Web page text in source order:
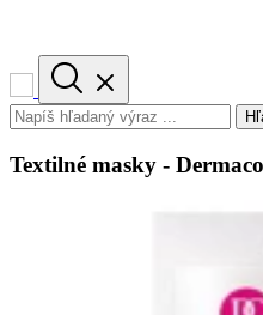
Textilné masky -